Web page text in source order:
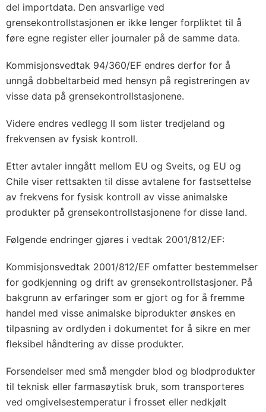
del importdata. Den ansvarlige ved
grensekontrollstasjonen er ikke lenger forpliktet til å
føre egne register eller journaler på de samme data.
Kommisjonsvedtak 94/360/EF endres derfor for å
unngå dobbeltarbeid med hensyn på registreringen av
visse data på grensekontrollstasjonene.
Videre endres vedlegg II som lister tredjeland og
frekvensen av fysisk kontroll.
Etter avtaler inngått mellom EU og Sveits, og EU og
Chile viser rettsakten til disse avtalene for fastsettelse
av frekvens for fysisk kontroll av visse animalske
produkter på grensekontrollstasjonene for disse land.
Følgende endringer gjøres i vedtak 2001/812/EF:
Kommisjonsvedtak 2001/812/EF omfatter bestemmelser
for godkjenning og drift av grensekontrollstasjoner. På
bakgrunn av erfaringer som er gjort og for å fremme
handel med visse animalske biprodukter ønskes en
tilpasning av ordlyden i dokumentet for å sikre en mer
fleksibel håndtering av disse produkter.
Forsendelser med små mengder blod og blodprodukter
til teknisk eller farmasøytisk bruk, som transporteres
ved omgivelsestemperatur i frosset eller nedkjølt